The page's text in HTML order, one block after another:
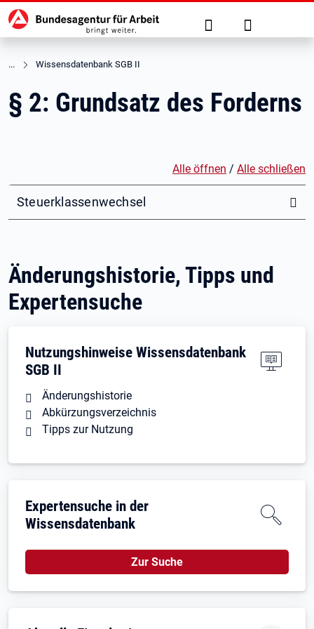
zu den Hauptinhalten springen
Hauptnavigation Suche Anmelden
Wissensdatenbank SGB II
§ 2: Grundsatz des Forderns
Alle öffnen / Alle schließen
Steuerklassenwechsel
Änderungshistorie, Tipps und
Expertensuche
Nutzungshinweise Wissensdatenbank
SGB II
Änderungshistorie
Abkürzungsverzeichnis
Tipps zur Nutzung
Expertensuche in der
Wissensdatenbank
Zur Suche